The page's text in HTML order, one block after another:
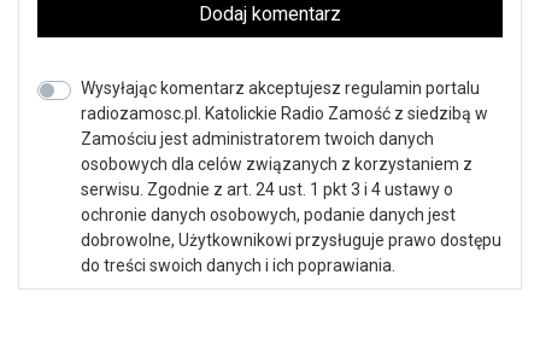
Dodaj komentarz
Wysyłając komentarz akceptujesz regulamin portalu
radiozamosc.pl. Katolickie Radio Zamość z siedzibą w
Zamościu jest administratorem twoich danych
osobowych dla celów związanych z korzystaniem z
serwisu. Zgodnie z art. 24 ust. 1 pkt 3 i 4 ustawy o
ochronie danych osobowych, podanie danych jest
dobrowolne, Użytkownikowi przysługuje prawo dostępu
do treści swoich danych i ich poprawiania.